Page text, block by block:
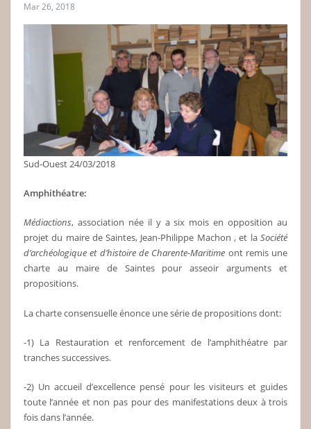
Mar 26, 2018
Sud-Ouest 24/03/2018
Amphithéatre:
Médiactions, association née il y a six mois en opposition au
projet du maire de Saintes, Jean-Philippe Machon , et laSociété
d’archéologique et d’histoire de Charente-Maritime ont remis une
charte au maire de Saintes pour asseoir arguments et
propositions.
La charte consensuelle énonce une série de propositions dont:
-1) La Restauration et renforcement de l’amphithéatre par
tranches successives.
-2) Un accueil d’excellence pensé pour les visiteurs et guides
toute l’année et non pas pour des manifestations deux à trois
fois dans l’année.